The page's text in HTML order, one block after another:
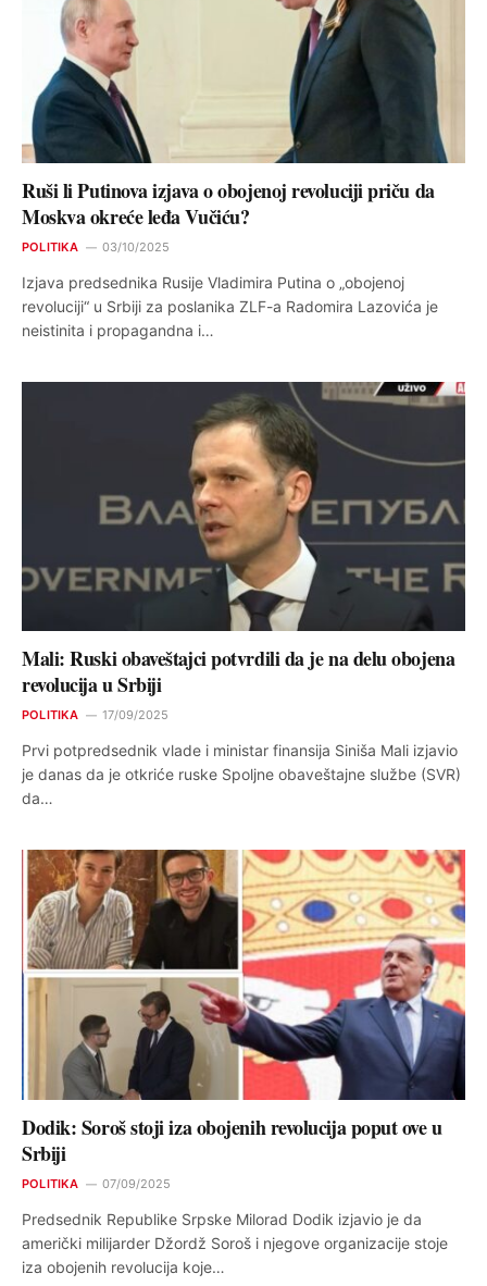
Ruši li Putinova izjava o obojenoj revoluciji priču da
Moskva okreće leđa Vučiću?
POLITIKA 03/10/2025
Izjava predsednika Rusije Vladimira Putina o „obojenoj
revoluciji“ u Srbiji za poslanika ZLF-a Radomira Lazovića je
neistinita i propagandna i…
Mali: Ruski obaveštajci potvrdili da je na delu obojena
revolucija u Srbiji
POLITIKA 17/09/2025
Prvi potpredsednik vlade i ministar finansija Siniša Mali izjavio
je danas da je otkriće ruske Spoljne obaveštajne službe (SVR)
da…
Dodik: Soroš stoji iza obojenih revolucija poput ove u
Srbiji
POLITIKA 07/09/2025
Predsednik Republike Srpske Milorad Dodik izjavio je da
američki milijarder Džordž Soroš i njegove organizacije stoje
iza obojenih revolucija koje…